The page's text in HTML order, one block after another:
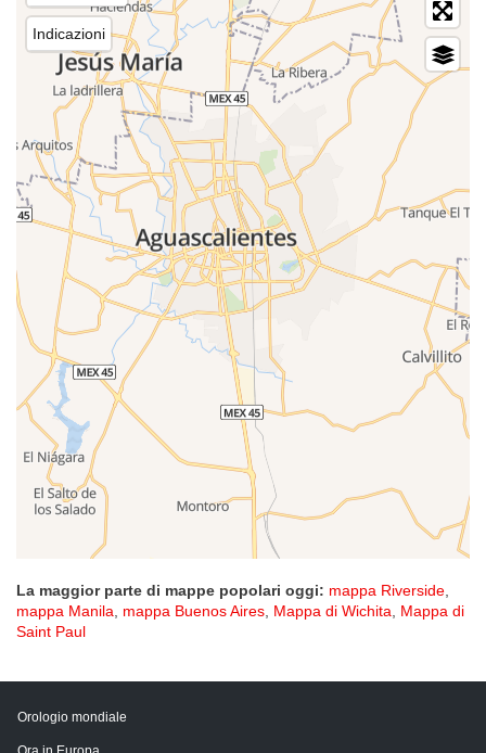
Indicazioni
La maggior parte di mappe popolari oggi: mappa Riverside,
mappa Manila, mappa Buenos Aires, Mappa di Wichita, Mappa di
Saint Paul
Orologio mondiale